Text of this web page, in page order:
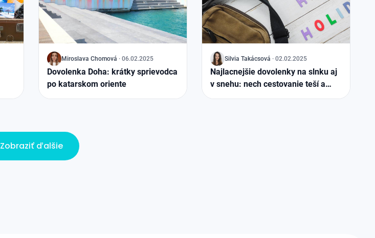
J Miroslava Chomová · 06.02.2025
Dovolenka Doha: krátky sprievodca
po katarskom oriente
J Silvia Takácsová · 02.02.2025
Najlacnejšie dovolenky na slnku aj
v snehu: nech cestovanie teší a
peňaženka neplače
Zobraziť ďalšie